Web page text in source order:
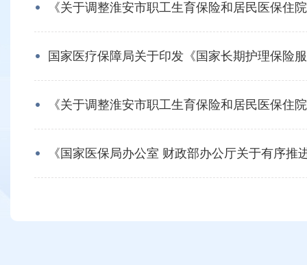
《关于调整淮安市职工生育保险和居民医保住
国家医疗保障局关于印发《国家长期护理保险
《关于调整淮安市职工生育保险和居民医保住
《国家医保局办公室 财政部办公厅关于有序推